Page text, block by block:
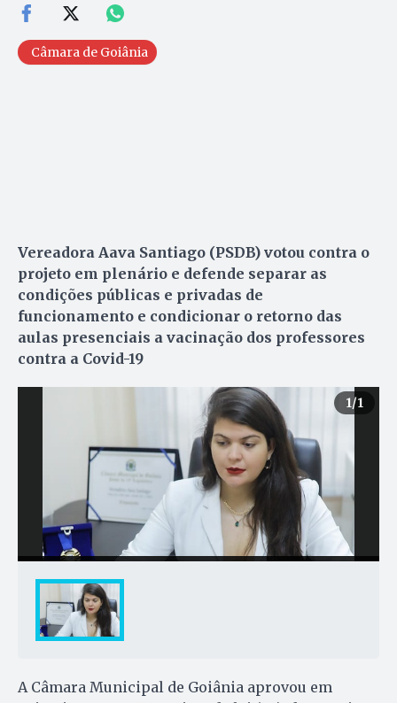
Câmara de Goiânia
Vereadora Aava Santiago (PSDB) votou contra o
projeto em plenário e defende separar as
condições públicas e privadas de
funcionamento e condicionar o retorno das
aulas presenciais a vacinação dos professores
contra a Covid-19
1/1
A Câmara Municipal de Goiânia aprovou em